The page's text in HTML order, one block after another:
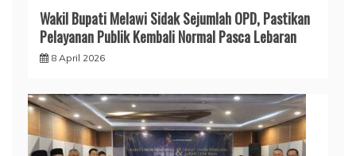
Wakil Bupati Melawi Sidak Sejumlah OPD, Pastikan
Pelayanan Publik Kembali Normal Pasca Lebaran
8 April 2026